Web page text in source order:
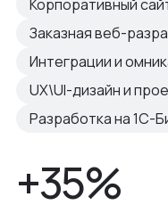
Корпоративный
Заказная веб-
Интеграции и
UX\UI-дизайн и
Разработка на 1С-
+35%